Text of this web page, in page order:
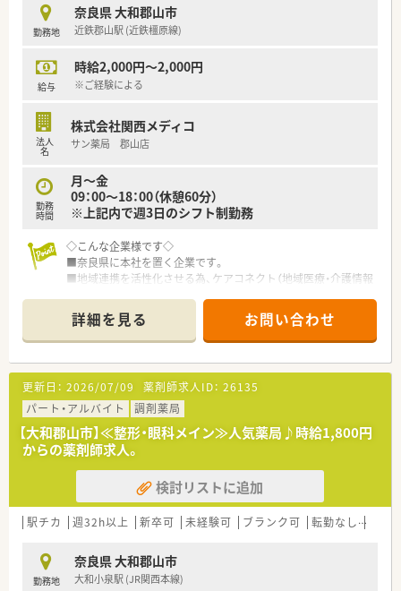
勤務地
奈良県 大和郡山市
近鉄郡山駅 (近鉄橿原線)
給与
時給2,000円～2,000円
※ご経験による
法人
名
株式会社関西メディコ
サン薬局 郡山店
勤務
時間
月～金
09：00～18：00（休憩60分）
※上記内で週3日のシフト制勤務
◇こんな企業様です◇
■奈良県に本社を置く企業です。
■地域連携を活性化させる為、ケアコネクト（地域医療・介護情報
■ボトムアップを大切にする会社！在宅推進チームや学会発表チ
ーム、マニュアルチームなど、手上げ式で有志を募り、やりたい
仕事をしてもらいながら社内を活気づけたいとの考えをお持ち
でいらっしゃいます。
■ライフワークバランスも重視されており、有休取得率100％、
育休取得・復帰率100％、平均残業時間7ｈ/月、離職率5％など従
業員満足度は非常に高いです。
詳細を見る お問い合わせ
更新日： 2026/07/09 薬剤師求人ID： 26135
パート・アルバイト
調剤薬局
【大和郡山市】≪整形・眼科メイン≫人気薬局♪時給1,800円
からの薬剤師求人。
検討リストに追加
駅チカ 週32h以上 新卒可 未経験可 ブランク可 転勤なし
勤務地
奈良県 大和郡山市
大和小泉駅 (JR関西本線)